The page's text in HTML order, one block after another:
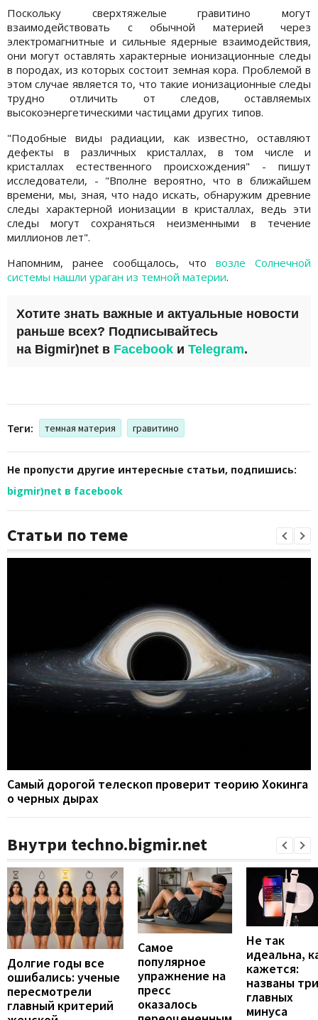
Поскольку сверхтяжелые гравитино могут
взаимодействовать с обычной материей через
электромагнитные и сильные ядерные взаимодействия,
они могут оставлять характерные ионизационные следы
в породах, из которых состоит земная кора. Проблемой в
этом случае является то, что такие ионизационные следы
трудно отличить от следов, оставляемых
высокоэнергетическими частицами других типов.
"Подобные виды радиации, как известно, оставляют
дефекты в различных кристаллах, в том числе и
кристаллах естественного происхождения" - пишут
исследователи, - "Вполне вероятно, что в ближайшем
времени, мы, зная, что надо искать, обнаружим древние
следы характерной ионизации в кристаллах, ведь эти
следы могут сохраняться неизменными в течение
миллионов лет".
Напомним, ранее сообщалось, что возле Солнечной
системы нашли ураган из темной материи.
Хотите знать важные и актуальные новости
раньше всех? Подписывайтесь
на Bigmir)net в Facebook и Telegram.
Теги: темная материя гравитино
Не пропусти другие интересные статьи, подпишись:
bigmir)net в facebook
Статьи по теме
Самый дорогой телескоп проверит теорию Хокинга
о черных дырах
Внутри techno.bigmir.net
Долгие годы все
ошибались: ученые
пересмотрели
главный критерий
Самое
популярное
упражнение на
пресс
оказалось
Не так
идеальна,
кажется:
названы три
главных
минуса